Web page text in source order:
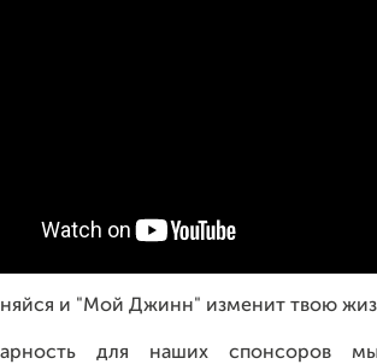
и "Мой Джинн" изменит твою
для наших спонсоров мы